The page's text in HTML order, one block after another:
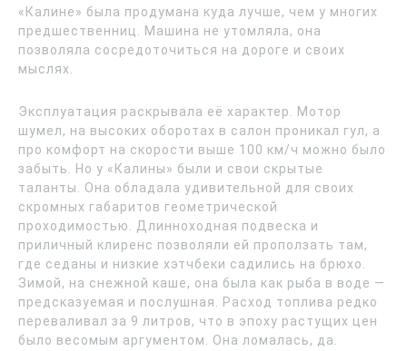
«Калине» была продумана куда лучше, чем у многих
предшественниц. Машина не утомляла, она
позволяла сосредоточиться на дороге и своих
мыслях.
Эксплуатация раскрывала её характер. Мотор
шумел, на высоких оборотах в салон проникал гул, а
про комфорт на скорости выше 100 км/ч можно было
забыть. Но у «Калины» были и свои скрытые
таланты. Она обладала удивительной для своих
скромных габаритов геометрической
проходимостью. Длинноходная подвеска и
приличный клиренс позволяли ей проползать там,
где седаны и низкие хэтчбеки садились на брюхо.
Зимой, на снежной каше, она была как рыба в воде —
предсказуемая и послушная. Расход топлива редко
переваливал за 9 литров, что в эпоху растущих цен
было весомым аргументом. Она ломалась, да.